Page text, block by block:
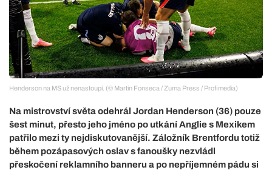
Henderson na MS už nenastoupí. (© Martin Fonseca / Zuma Press / Profimedia)
Na mistrovství světa odehrál Jordan Henderson (36) pouze
šest minut, přesto jeho jméno po utkání Anglie s Mexikem
patřilo mezi ty nejdiskutovanější. Záložník Brentfordu totiž
během pozápasových oslav s fanoušky nezvládl
přeskočení reklamního banneru a po nepříjemném pádu si